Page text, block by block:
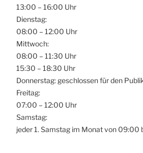
13:00 – 16:00 Uhr
Dienstag:
08:00 – 12:00 Uhr
Mittwoch:
08:00 – 11:30 Uhr
15:30 – 18:30 Uhr
Donnerstag: geschlossen für den
Freitag:
07:00 – 12:00 Uhr
Samstag:
jeder 1. Samstag im Monat von 09:00